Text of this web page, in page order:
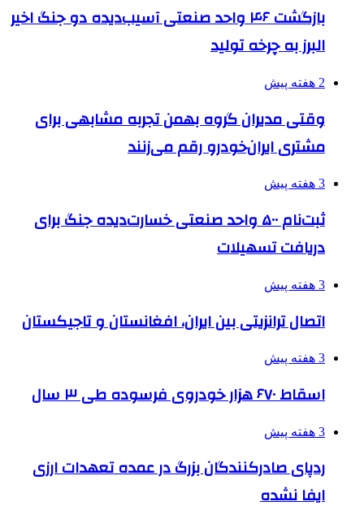
بازگشت ۴۶ واحد صنعتی آسیب‌دیده دو جنگ اخیر
البرز به چرخه تولید
2 هفته پیش
وقتی مدیران گروه بهمن تجربه مشابهی برای
مشتری ایران‌خودرو رقم می‌زنند
3 هفته پیش
ثبت‌نام ۵۰۰ واحد صنعتی خسارت‌دیده جنگ برای
دریافت تسهیلات
3 هفته پیش
اتصال ترانزیتی بین ایران، افغانستان و تاجیکستان
3 هفته پیش
اسقاط ۶۷۰ هزار خودروی فرسوده طی ۳ سال
3 هفته پیش
ردپای صادرکنندگان بزرگ در عمده تعهدات ارزی
ایفا نشده